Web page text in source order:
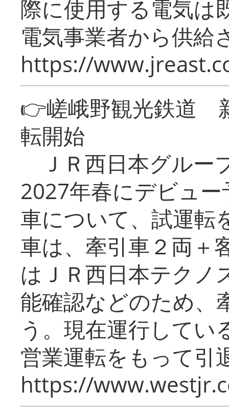
際に使用する電気は
電気事業者から供給
https://
👉嵯峨野観光鉄道
転開始
ＪＲ西日本グルー
2027年春にデビュ
車について、試運転
車は、牽引車２両＋
はＪＲ西日本テクノ
能確認などのため、
う。現在運行してい
営業運転をもって引
https://